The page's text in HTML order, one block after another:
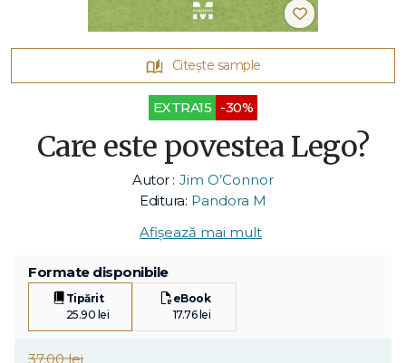
Citește sample
EXTRA15 -30%
Care este povestea Lego?
Autor : Jim O’Connor
Editura: Pandora M
Afișează mai mult
Formate disponibile
Tipărit
25.90 lei
eBook
17.76 lei
37.00 lei